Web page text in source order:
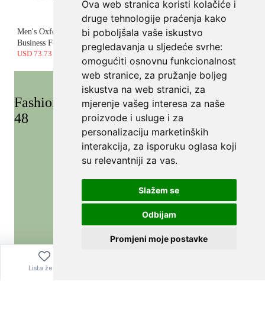
Ova web stranica koristi kolačiće i
druge tehnologije praćenja kako
bi poboljšala vaše iskustvo
pregledavanja u sljedeće svrhe:
omogućiti osnovnu funkcionalnost
web stranice, za pružanje boljeg
iskustva na web stranici, za
mjerenje vašeg interesa za naše
proizvode i usluge i za
personalizaciju marketinških
interakcija, za isporuku oglasa koji
su relevantniji za vas.
Slažem se
Odbijam
Promjeni moje postavke
Lista želja